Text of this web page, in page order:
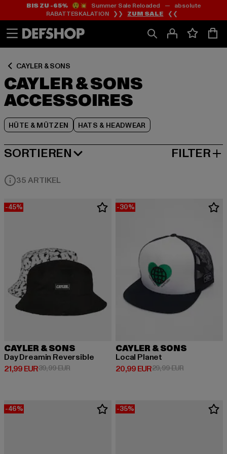
Zum
Inhalt
springen
Zum
Fußzeile
springen
BIS ZU -65%😲💥 Summer Sale Reloaded — absolute
RABATTESKALATION ❯❯ ZUM SALE ❮❮
CAYLER & SONS
CAYLER & SONS
ACCESSOIRES
HÜTE & MÜTZEN HATS & HEADWEAR
Zum
Produktraster
springen
SORTIEREN
BELIEBTESTE FILTER
35 ARTIKEL
-45%
CAYLER & SONS
Day Dreamin Reversible
21,99 EUR
Derzeitiger Preis: 21,99 EUR
39,99 EURAktionspreis: 39,99 EUR
-30%
CAYLER & SONS
Local Planet
20,99 EUR
Derzeitiger Preis: 20,99 EUR
29,99 EURAktionspreis:
-46% -35%